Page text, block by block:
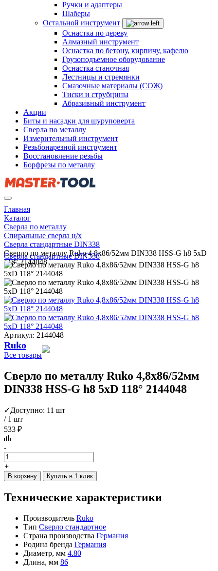
Ручки и адаптеры
Шаберы
Остальной инструмент
Оснастка по дереву
Алмазный инструмент
Оснастка по бетону, кирпичу, кафелю
Грузоподъемное оборудование
Оснастка станочная
Лестницы и стремянки
Смазочные материалы (СОЖ)
Тиски и струбцины
Абразивный инструмент
Акции
Биты и насадки для шуруповерта
Сверла по металлу
Измерительный инструмент
Резьбонарезной инструмент
Восстановление резьбы
Борфрезы по металлу
Главная
Каталог
Сверла по металлу
Спиральные сверла ц/х
Сверла стандартные DIN338
Сверло по металлу Ruko 4,8x86/52мм DIN338 HSS-G h8 5xD
118° 2144048
Сверла стандартные DIN338
Артикул: 2144048
Ruko
Все товары
Сверло по металлу Ruko 4,8x86/52мм
DIN338 HSS-G h8 5xD 118° 2144048
✓Доступно: 11 шт
/ 1 шт
533 ₽
-
+
В корзину Купить в 1 клик
Технические характеристики
Производитель Ruko
Тип Сверло стандартное
Страна производства Германия
Родина бренда Германия
Диаметр, мм 4.80
Длина, мм 86